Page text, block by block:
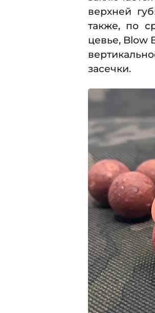
верхней
также, по
цевье, Blow
засечки.